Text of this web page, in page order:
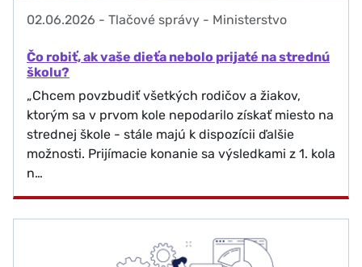
02.06.2026 - Tlačové správy - Ministerstvo
Čo robiť, ak vaše dieťa nebolo prijaté na strednú
školu?
„Chcem povzbudiť všetkých rodičov a žiakov,
ktorým sa v prvom kole nepodarilo získať miesto na
strednej škole - stále majú k dispozícii ďalšie
možnosti. Prijímacie konanie sa výsledkami z 1. kola
n…